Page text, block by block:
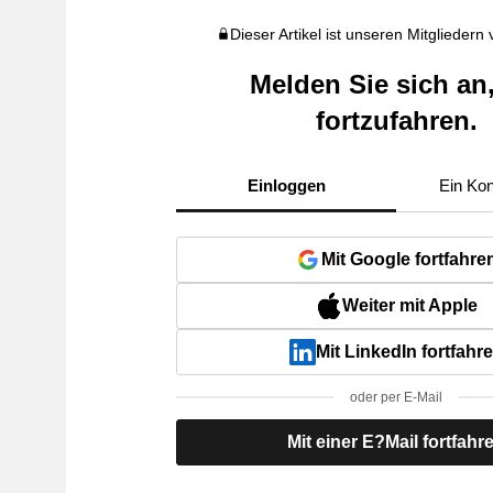
Dieser Artikel ist unseren Mitgliedern
Melden Sie sich
fortzufahren.
Einloggen Ein
Mit Google
Weiter mit Apple
Mit LinkedIn
oder per E-Mail
Mit einer E?Mail